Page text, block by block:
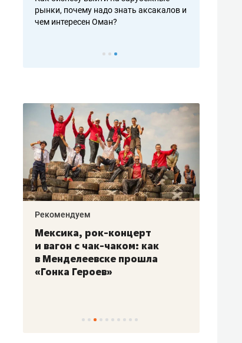
рынки, почему надо знать аксакалов и
чем интересен Оман?
Рекомендуем
Мексика, рок-концерт
и вагон с чак-чаком: как
в Менделеевске прошла
«Гонка Героев»